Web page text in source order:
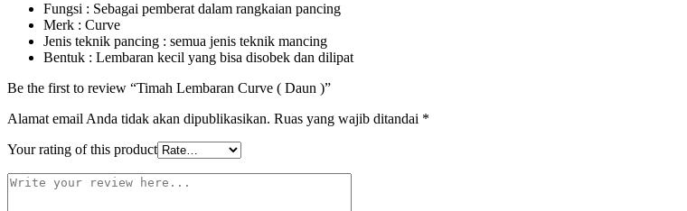
Fungsi : Sebagai pemberat dalam rangkaian pancing
Merk : Curve
Jenis teknik pancing : semua jenis teknik mancing
Bentuk : Lembaran kecil yang bisa disobek dan dilipat
Be the first to review “Timah Lembaran Curve ( Daun )”
Alamat email Anda tidak akan dipublikasikan. Ruas yang wajib ditandai *
Your rating of this product